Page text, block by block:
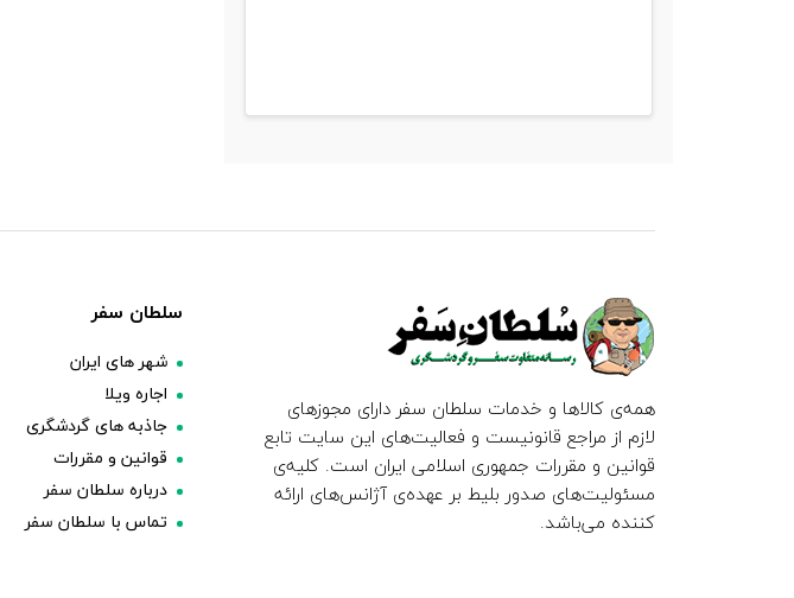
همه‌ی کالاها و خدمات سلطان سفر دارای مجوزهای
لازم از مراجع قانونیست و فعالیت‌های این سایت تابع
قوانین و مقررات جمهوری اسلامی ایران است. کلیه‌ی
مسئولیت‌های صدور بلیط بر عهده‌ی آژانس‌های ارائه
کننده می‌باشد.
سلطان سفر
شهر های ایران
اجاره ویلا
جاذبه های گردشگری
قوانین و مقررات
درباره سلطان سفر
تماس با سلطان سفر